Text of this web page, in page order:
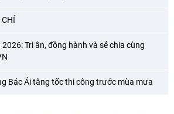
Tri ân, đồng hành và sẻ chia cùng
Bác Ái tăng tốc thi công trước mùa mưa